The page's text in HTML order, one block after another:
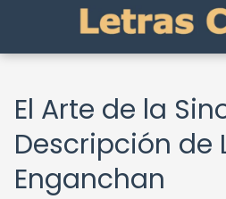
El Arte de la
Descripción de
Enganchan